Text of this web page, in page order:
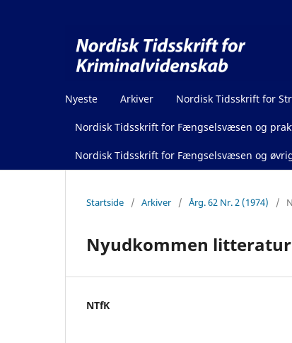
Nyeste Arkiver Nordisk Tidsskrift for
Nordisk Tidsskrift for Fængselsvæsen og
Nordisk Tidsskrift for Fængselsvæsen og
Startside / Arkiver / Årg. 62 Nr. 2 (1974) /
Nyudkommen litteratur
NTfK